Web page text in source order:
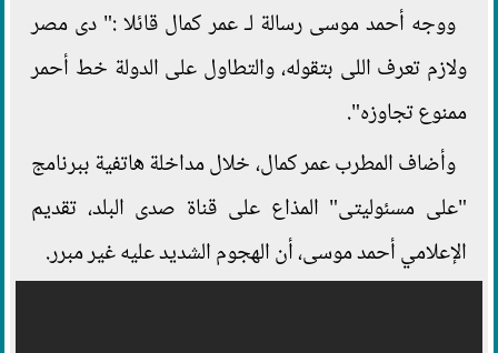
ووجه أحمد موسى رسالة لـ عمر كمال قائلا :" دى مصر
ولازم تعرف اللى بتقوله، والتطاول على الدولة خط أحمر
ممنوع تجاوزه".
وأضاف المطرب عمر كمال، خلال مداخلة هاتفية ببرنامج
"على مسئوليتى" المذاع على قناة صدى البلد، تقديم
الإعلامي أحمد موسى، أن الهجوم الشديد عليه غير مبرر.